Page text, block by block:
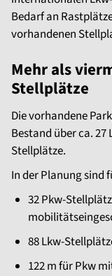
Bedarf an
vorhandenen
Mehr als
Stellplätze
Die vorhandene
Bestand über ca.
Stellplätze.
In der Planung sind
32 Pkw-
88 Lkw-
122 m für Pkw